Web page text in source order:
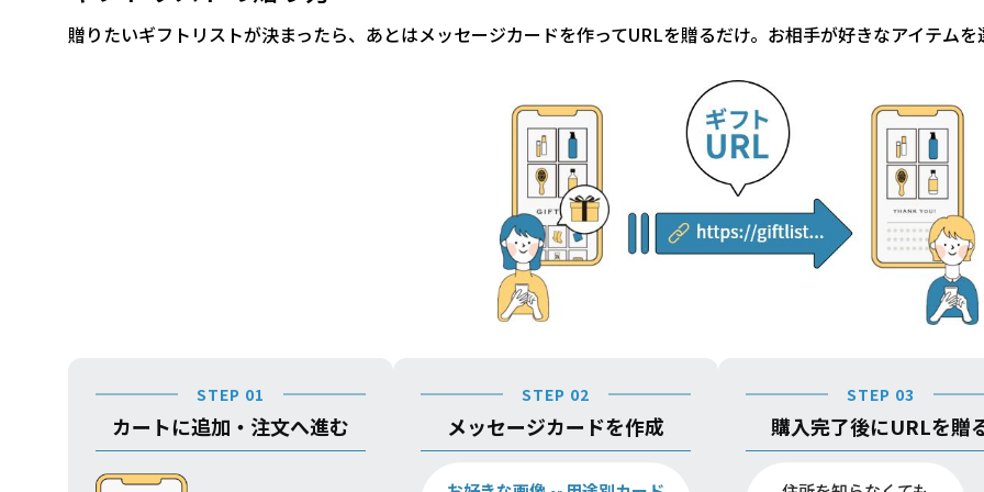
贈りたいギフトリストが決まったら、あとはメッセージカードを作ってURLを贈るだけ。お相手が好きなアイテム
STEP 01
カートに追加・注文へ進む
STEP 02
メッセージカードを作成
STEP 03
購入完了後にURLを贈